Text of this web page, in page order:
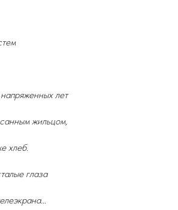
лет
жильцом,
хлеб.
глаза